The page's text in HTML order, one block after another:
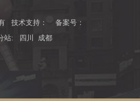
技术支持：
备案号：
站: 四川 成都